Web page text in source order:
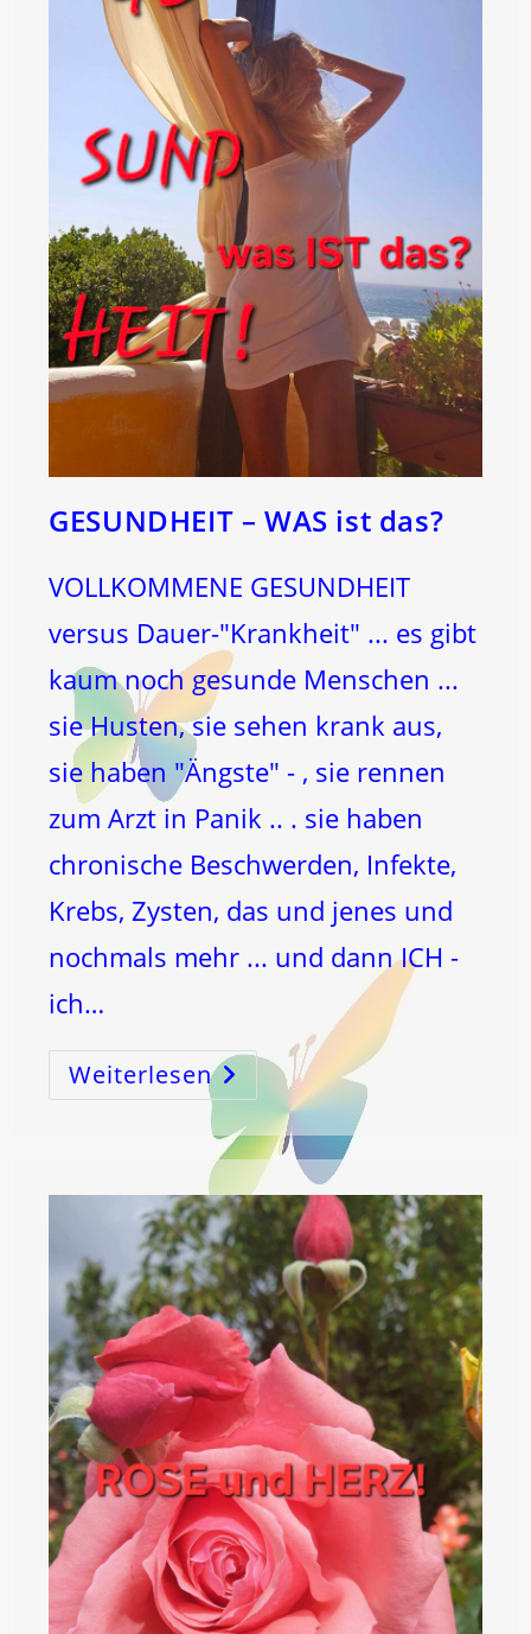
GESUNDHEIT – WAS ist das?
VOLLKOMMENE GESUNDHEIT
versus Dauer-"Krankheit" ... es gibt
kaum noch gesunde Menschen ...
sie Husten, sie sehen krank aus,
sie haben "Ängste" - , sie rennen
zum Arzt in Panik .. . sie haben
chronische Beschwerden, Infekte,
Krebs, Zysten, das und jenes und
nochmals mehr ... und dann ICH -
ich…
WeiterlesenGESUNDHEIT
WAS
Ist
Das?